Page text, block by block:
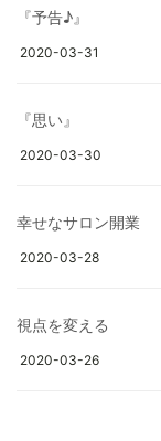
『予告♪』
2020-03-31
『思い』
2020-03-30
幸せなサロン開業
2020-03-28
視点を変える
2020-03-26